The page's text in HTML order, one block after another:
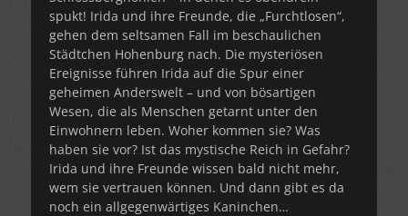
spukt! Irida und ihre Freunde, die „Furchtlosen“,
gehen dem seltsamen Fall im beschaulichen
Städtchen Hohenburg nach. Die mysteriösen
Ereignisse führen Irida auf die Spur einer
geheimen Anderswelt – und von bösartigen
Wesen, die als Menschen getarnt unter den
Einwohnern leben. Woher kommen sie? Was
haben sie vor? Ist das mystische Reich in Gefahr?
Irida und ihre Freunde wissen bald nicht mehr,
wem sie vertrauen können. Und dann gibt es da
noch ein allgegenwärtiges Kaninchen…